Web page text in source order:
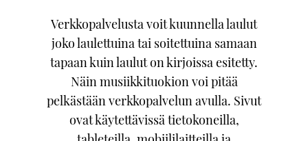
Verkkopalvelusta voit kuunnella laulut
joko laulettuina tai soitettuina samaan
tapaan kuin laulut on kirjoissa esitetty.
Näin musiikkituokion voi pitää
pelkästään verkkopalvelun avulla. Sivut
ovat käytettävissä tietokoneilla,